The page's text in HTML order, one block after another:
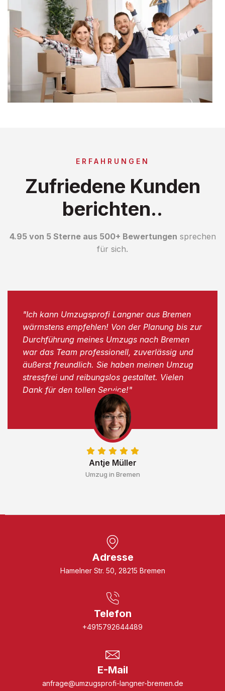
ERFAHRUNGEN
Zufriedene Kunden
berichten..
4.95 von 5 Sterne aus 500+ Bewertungen sprechen
für sich.
Antje Müller
Umzug in Bremen
"Ich kann Umzugsprofi Langner aus Bremen
wärmstens empfehlen! Von der Planung bis zur
Durchführung meines Umzugs nach Bremen
war das Team professionell, zuverlässig und
äußerst freundlich. Sie haben meinen Umzug
stressfrei und reibungslos gestaltet. Vielen
Dank für den tollen Service!"
Adresse
Hamelner Str. 50, 28215 Bremen
Telefon
+4915792644489
E-Mail
anfrage@umzugsprofi-langner-bremen.de